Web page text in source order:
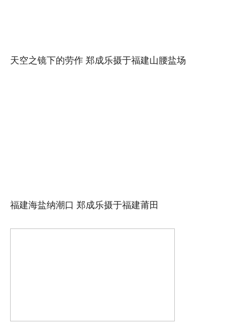
天空之镜下的劳作 郑成乐摄于福建山腰盐场
福建海盐纳潮口 郑成乐摄于福建莆田